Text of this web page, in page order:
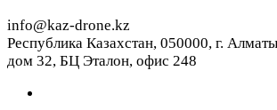
info@kaz-drone.kz
Республика Казахстан, 050000, г.
дом 32, БЦ Эталон, офис 248